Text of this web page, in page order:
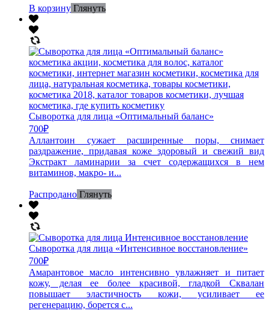
В корзину Глянуть
Сыворотка для лица «Оптимальный баланс»
700₽
Аллантоин сужает расширенные поры, снимает
раздражение, придавая коже здоровый и свежий вид
Экстракт ламинарии за счет содержащихся в нем
витаминов, макро- и...
Распродано Глянуть
Сыворотка для лица «Интенсивное восстановление»
700₽
Амарантовое масло интенсивно увлажняет и питает
кожу, делая ее более красивой, гладкой Сквалан
повышает эластичность кожи, усиливает ее
регенерацию, борется с...